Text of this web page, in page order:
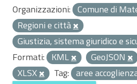
Organizzazioni: Comune di
Regioni e città
Giustizia, sistema giuridico e
Formati: KML GeoJSON
XLSX
Tag: aree